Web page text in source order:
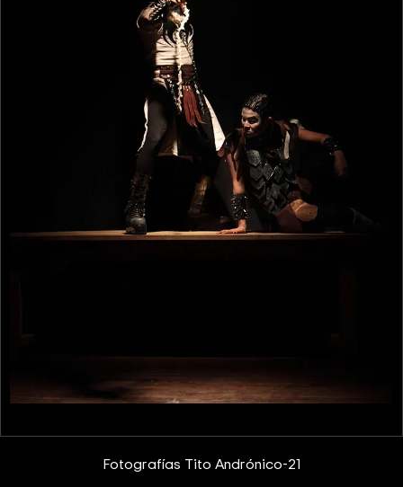
Fotografías Tito Andrónico-21